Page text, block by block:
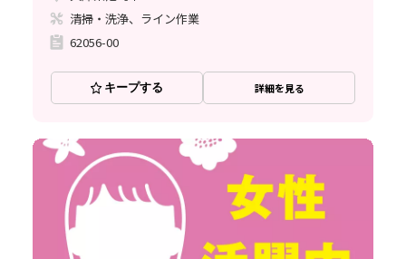
清掃・洗浄、ライン作業
62056-00
キープする 詳細を見る